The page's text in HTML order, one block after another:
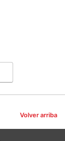
Volver arriba